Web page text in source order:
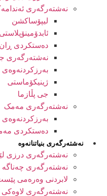
نەشتەرگەری
لیپۆساکشن
ئابدۆمینۆپلاستی
دەستکردی ڕان
نەشتەرگەری
ژینیکۆماستی
جی پڵازما
نەشتەرگەری مەمک
دەستکردی
نەشتەرگەری بنیاتنانەوە
نەشتەرگەری درزی
نەشتەرگەری چەناگە
لابردنی وەرەمی
نەشتەرگەری لاوەکی